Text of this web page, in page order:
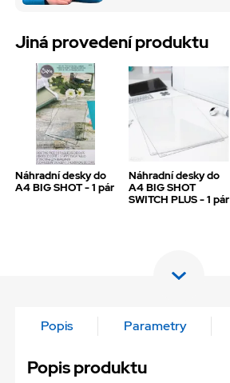
Jiná provedení produktu
Náhradní desky do
A4 BIG SHOT - 1 pár
Náhradní desky do
A4 BIG SHOT
SWITCH PLUS - 1 pár
Popis Parametry
Popis produktu